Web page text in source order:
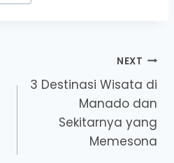
NEXT
3 Destinasi Wisata di
Manado dan
Sekitarnya yang
Memesona